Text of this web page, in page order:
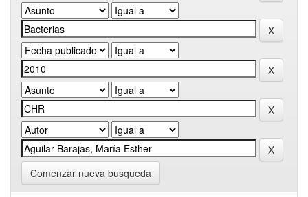
Comenzar nueva busqueda